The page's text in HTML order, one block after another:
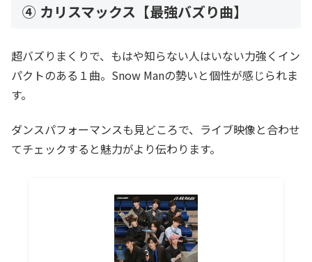
④ カリスマックス【最強バズり曲】
超バズりまくりで、もはや知らない人はいない力強くイン
パクトのある１曲。Snow Manの勢いと個性が感じられま
す。
ダンスパフォーマンスも見どころで、ライブ映像と合わせ
てチェックすると魅力がより伝わります。